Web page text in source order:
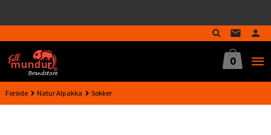
innholdet
0
Forside Natur Alpakka Sokker